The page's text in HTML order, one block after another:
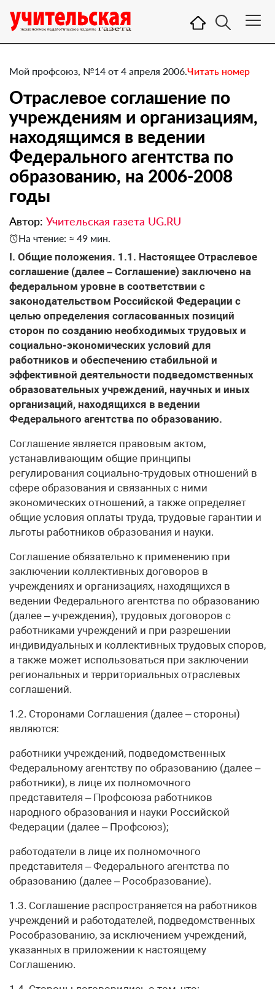
Мой профсоюз, №14 от 4 апреля 2006.Читать номер
Отраслевое соглашение по
учреждениям и организациям,
находящимся в ведении
Федерального агентства по
образованию, на 2006-2008
годы
Автор: Учительская газета UG.RU
На чтение: ≈ 49 мин.
I. Общие положения. 1.1. Настоящее Отраслевое
соглашение (далее – Соглашение) заключено на
федеральном уровне в соответствии с
законодательством Российской Федерации с
целью определения согласованных позиций
сторон по созданию необходимых трудовых и
социально-экономических условий для
работников и обеспечению стабильной и
эффективной деятельности подведомственных
образовательных учреждений, научных и иных
организаций, находящихся в ведении
Федерального агентства по образованию.
Соглашение является правовым актом,
устанавливающим общие принципы
регулирования социально-трудовых отношений в
сфере образования и связанных с ними
экономических отношений, а также определяет
общие условия оплаты труда, трудовые гарантии и
льготы работников образования и науки.
Соглашение обязательно к применению при
заключении коллективных договоров в
учреждениях и организациях, находящихся в
ведении Федерального агентства по образованию
(далее – учреждения), трудовых договоров с
работниками учреждений и при разрешении
индивидуальных и коллективных трудовых споров,
а также может использоваться при заключении
региональных и территориальных отраслевых
соглашений.
1.2. Сторонами Соглашения (далее – стороны)
являются:
работники учреждений, подведомственных
Федеральному агентству по образованию (далее –
работники), в лице их полномочного
представителя – Профсоюза работников
народного образования и науки Российской
Федерации (далее – Профсоюз);
работодатели в лице их полномочного
представителя – Федерального агентства по
образованию (далее – Рособразование).
1.3. Соглашение распространяется на работников
учреждений и работодателей, подведомственных
Рособразованию, за исключением учреждений,
указанных в приложении к настоящему
Соглашению.